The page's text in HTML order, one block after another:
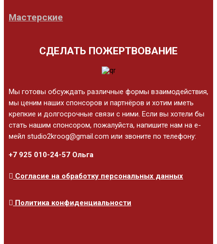
Мастерские
СДЕЛАТЬ ПОЖЕРТВОВАНИЕ
Мы готовы обсуждать различные формы взаимодействия,
мы ценим наших спонсоров и партнёров и хотим иметь
крепкие и долгосрочные связи с ними. Если вы хотели бы
стать нашим спонсором, пожалуйста, напишите нам на е-
мейл studio2kroog@gmail.com или звоните по телефону:
+7 925 010-24-57 Ольга
Согласие на обработку персональных данных
Политика конфиденциальности